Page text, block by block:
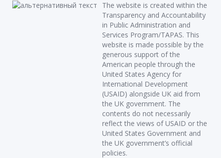
The website is created within the
Transparency and Accountability
in Public Administration and
Services Program/TAPAS. This
website is made possible by the
generous support of the
American people through the
United States Agency for
International Development
(USAID) alongside UK aid from
the UK government. The
contents do not necessarily
reflect the views of USAID or the
United States Government and
the UK government’s official
policies.